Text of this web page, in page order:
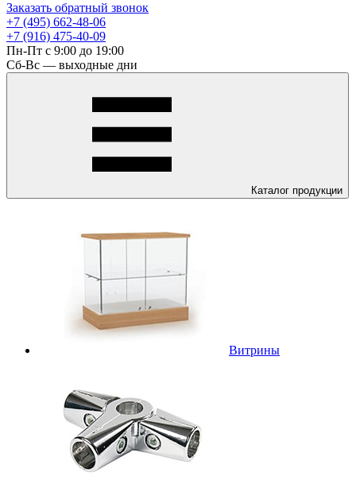
Заказать обратный звонок
+7 (495) 662-48-06
+7 (916) 475-40-09
Пн-Пт с 9:00 до 19:00
Сб-Вс — выходные дни
Каталог продукции
Витрины